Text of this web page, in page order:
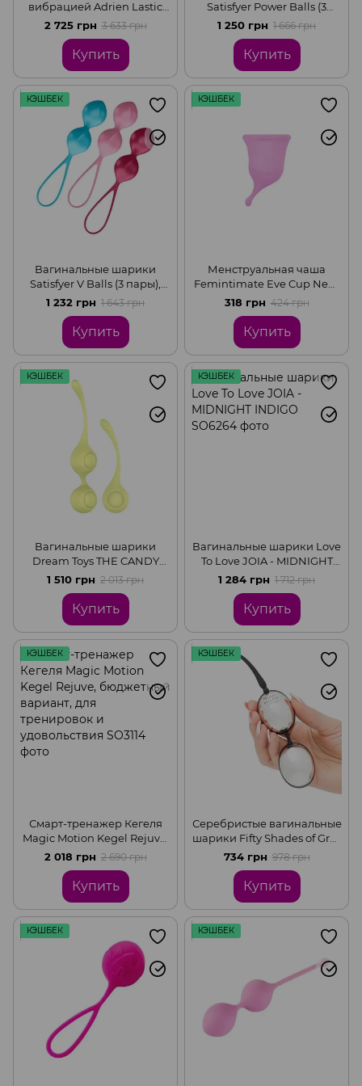
вибрацией Adrien Lastic
Kegel Vibe, диаметр 3,7см,
2 725 грн 3 633 грн
Купить
Satisfyer Power Balls (3
пары), диаметр 3,4см, вес
60-76-92гр, с шариком
внутри
1 250 грн 1 666 грн
Купить
КЭШБЕК
Вагинальные шарики
Satisfyer V Balls (3 пары),
диаметр 3,4см, вес 79-114-
150гр, монолитные
1 232 грн 1 643 грн
Купить
КЭШБЕК
Менструальная чаша
Femintimate Eve Cup New,
объем — 25 мл,
эргономичный дизайн
318 грн 424 грн
Купить
КЭШБЕК
Вагинальные шарики
Dream Toys THE CANDY
SHOP LEMON SQUEEZE
1 510 грн 2 013 грн
Купить
КЭШБЕК
Вагинальные шарики Love
To Love JOIA - MIDNIGHT
INDIGO
1 284 грн 1 712 грн
Купить
КЭШБЕК
Смарт-тренажер Кегеля
Magic Motion Kegel Rejuve,
бюджетный вариант, для
удовольствия
2 018 грн 2 690 грн
Купить
КЭШБЕК
Серебристые вагинальные
шарики Fifty Shades of Grey
2019, Black
734 грн 978 грн
Купить
КЭШБЕК КЭШБЕК